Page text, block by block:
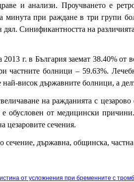
и анализи. Проучването е
минута при раждане в три групи
дял. Синификантността на
2013 г. в България заемат 38.40%
частните болници – 59.63%.
най-висок държавните болници, а
на ражданията с
обусловен от медицински причини.
цезаровите сечения.
сечение, държавна, общинска,
от усложнения при бременните с